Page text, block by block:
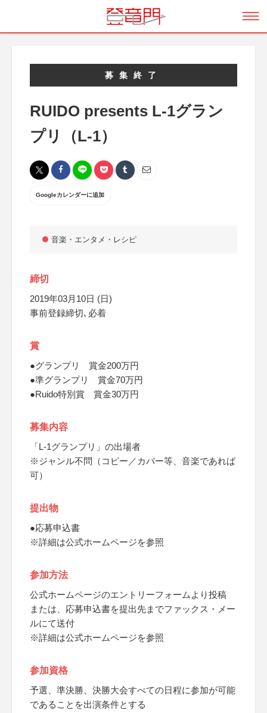
募集終了
RUIDO presents L-1グラン
プリ（L-1）
Googleカレンダーに追加
音楽・エンタメ・レシピ
締切
2019年03月10日 (日)
事前登録締切､必着
賞
●グランプリ 賞金200万円
●準グランプリ 賞金70万円
●Ruido特別賞 賞金30万円
募集内容
「L-1グランプリ」の出場者
※ジャンル不問（コピー／カバー等、音楽であれば
可）
提出物
●応募申込書
※詳細は公式ホームページを参照
参加方法
公式ホームページのエントリーフォームより投稿
または、応募申込書を提出先までファックス・メー
ルにて送付
※詳細は公式ホームページを参照
参加資格
予選、準決勝、決勝大会すべての日程に参加が可能
であることを出演条件とする